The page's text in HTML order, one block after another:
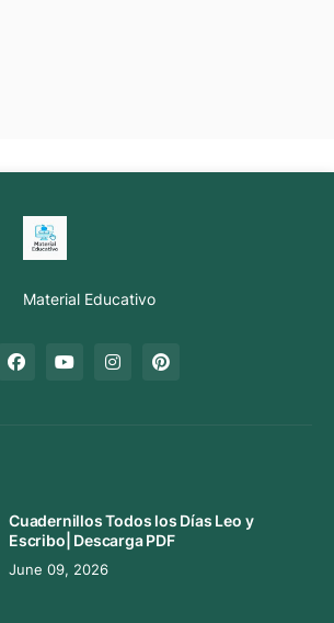
Material Educativo
Cuadernillos Todos los Días Leo y
Escribo| Descarga PDF
June 09, 2026